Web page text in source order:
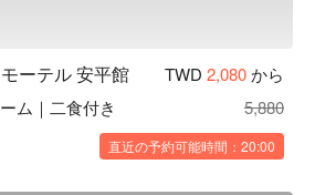
ーテル 安平館 TWD 2,080から
ム｜二食付き
5,880
直近の予約可能時間：20:00